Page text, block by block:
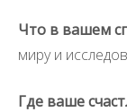
Что в вашем
миру и
Где ваше